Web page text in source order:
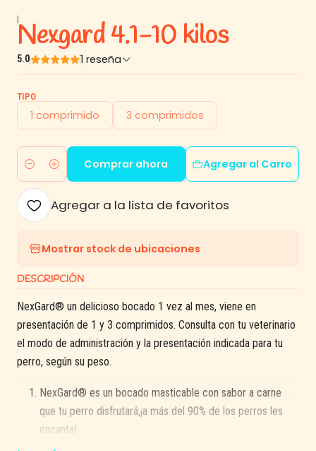
|
Nexgard 4.1-10 kilos
5.0 1 reseña
TIPO
1 comprimido 3 comprimidos
Cantidad
Agregar al Carro
Comprar ahora
Agregar a la lista de favoritos
Mostrar stock de ubicaciones
DESCRIPCIÓN
NexGard® un delicioso bocado 1 vez al mes, viene en
presentación de 1 y 3 comprimidos. Consulta con tu veterinario
el modo de administración y la presentación indicada para tu
perro, según su peso.
NexGard® es un bocado masticable con sabor a carne
que tu perro disfrutará,¡a más del 90% de los perros les
encanta!
NexGard se administra oralmente, una vez al mes, en la